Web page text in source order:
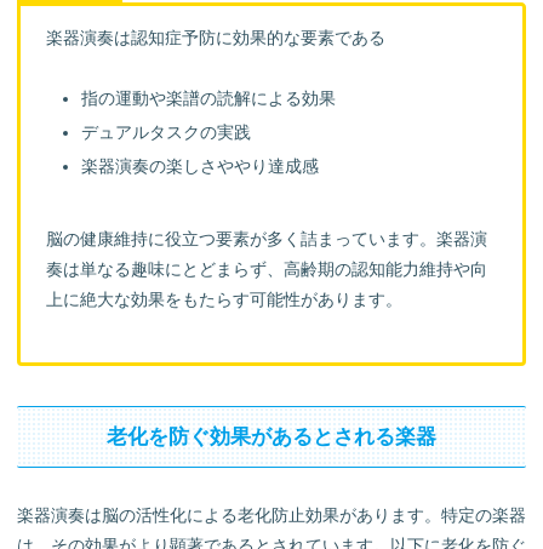
楽器演奏は認知症予防に効果的な要素である
指の運動や楽譜の読解による効果
デュアルタスクの実践
楽器演奏の楽しさややり達成感
脳の健康維持に役立つ要素が多く詰まっています。楽器演
奏は単なる趣味にとどまらず、高齢期の認知能力維持や向
上に絶大な効果をもたらす可能性があります。
老化を防ぐ効果があるとされる楽器
楽器演奏は脳の活性化による老化防止効果があります。特定の楽器